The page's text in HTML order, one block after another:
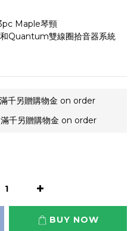
Maple琴頸
Quantum雙線圈拾音器系統
千另贈購物金 on order
千另贈購物金 on order
BUY NOW